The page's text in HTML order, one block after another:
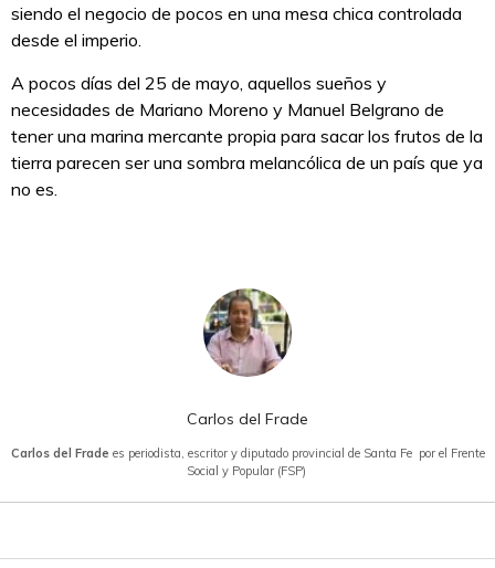
siendo el negocio de pocos en una mesa chica controlada
desde el imperio.
A pocos días del 25 de mayo, aquellos sueños y
necesidades de Mariano Moreno y Manuel Belgrano de
tener una marina mercante propia para sacar los frutos de la
tierra parecen ser una sombra melancólica de un país que ya
no es.
Carlos del Frade
Carlos del Frade es periodista, escritor y diputado provincial de Santa Fe por el Frente
Social y Popular (FSP)